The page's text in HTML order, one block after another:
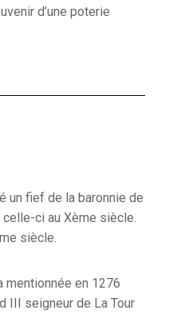
d’une poterie
un fief de la baronnie de
ci au Xème siècle.
siècle.
mentionnée en 1276
III seigneur de La Tour